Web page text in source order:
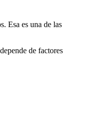
Esa es una de las
depende de factores